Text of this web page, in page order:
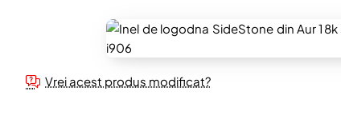
Vrei acest produs modificat?